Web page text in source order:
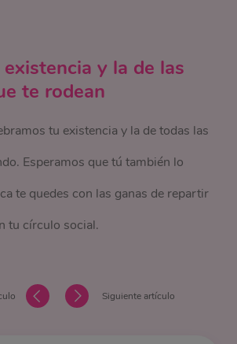
y la de las
te rodean
tu existencia y la de todas las
Esperamos que tú también lo
te quedes con las ganas de repartir
tu círculo social.
Siguiente artículo